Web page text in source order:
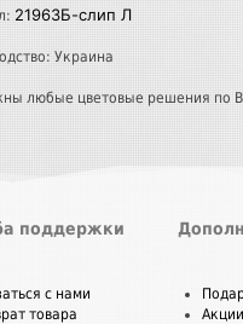
21963Б-слип Л
Украина
любые цветовые решения по
поддержки
с нами
товара
Акции